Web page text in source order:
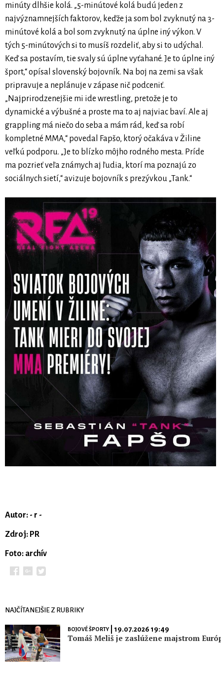
minúty dlhšie kolá. „5-minútové kolá budú jeden z
najvýznamnejších faktorov, keďže ja som bol zvyknutý na 3-
minútové kolá a bol som zvyknutý na úplne iný výkon. V
tých 5-minútových si to musíš rozdeliť, aby si to udýchal.
Keď sa postavím, tie svaly sú úplne vyťahané. Je to úplne iný
šport,“ opísal slovenský bojovník. Na boj na zemi sa však
pripravuje a neplánuje v zápase nič podceniť.
„Najprirodzenejšie mi ide wrestling, pretože je to
dynamické a výbušné a proste ma to aj najviac baví. Ale aj
grappling má niečo do seba a mám rád, keď sa robí
kompletné MMA,“ povedal Fapšo, ktorý očakáva v Žiline
veľkú podporu. „Je to blízko môjho rodného mesta. Príde
ma pozrieť veľa známych aj ľudia, ktorí ma poznajú zo
sociálnych sietí,“ avizuje bojovník s prezývkou „Tank.“
Autor: - r -
Zdroj: PR
Foto: archív
NAJČÍTANEJŠIE Z RUBRIKY
BOJOVÉ ŠPORTY| 19.07.2026 19:49
Tomáš Meliš je zaslúžene majstrom